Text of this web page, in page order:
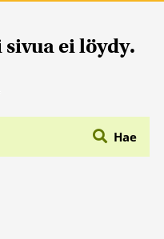
ei löydy.
Hae